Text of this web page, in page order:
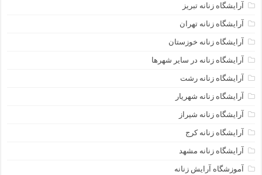
آرایشگاه زنانه تبریز
آرایشگاه زنانه تهران
آرایشگاه زنانه خوزستان
آرایشگاه زنانه در سایر شهرها
آرایشگاه زنانه رشت
آرایشگاه زنانه شهریار
آرایشگاه زنانه شیراز
آرایشگاه زنانه کرج
آرایشگاه زنانه مشهد
آموزشگاه آرایش زنانه